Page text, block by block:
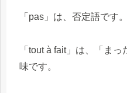
「pas」は、否定語です。
「tout à fait」は、「ま
味です。